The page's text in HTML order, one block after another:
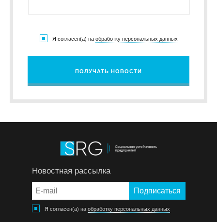
Я согласен(а) на обработку персональных данных
ПОЛУЧАТЬ НОВОСТИ
Новостная рассылка
Я согласен(а) на обработку персональных данных